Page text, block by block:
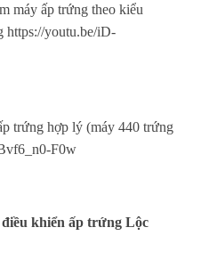
máy ấp trứng theo kiểu
https://youtu.be/iD-
trứng hợp lý (máy 440 trứng
F0w
khiển ấp trứng Lộc